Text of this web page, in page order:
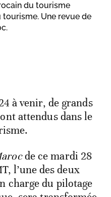
du tourisme
tourisme. Une revue de
à venir, de grands
attendus dans le
de ce mardi 28
l’une des deux
charge du pilotage